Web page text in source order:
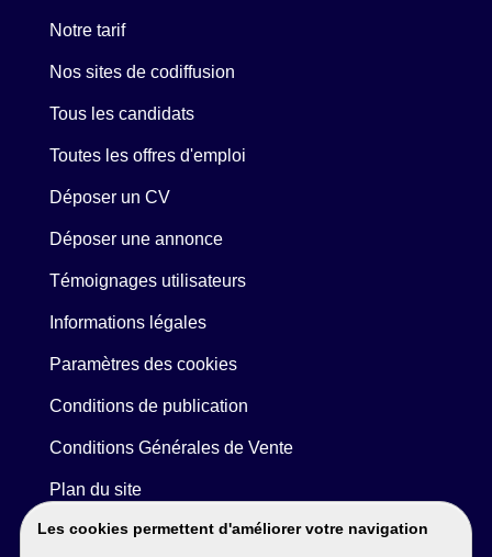
Les cookies permettent d'améliorer votre navigation
Notre tarif
Nos sites de codiffusion
Tous les candidats
Toutes les offres d'emploi
Déposer un CV
Déposer une annonce
Témoignages utilisateurs
Informations légales
Paramètres des cookies
Conditions de publication
Conditions Générales de Vente
Plan du site